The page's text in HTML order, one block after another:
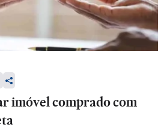
imóvel comprado com